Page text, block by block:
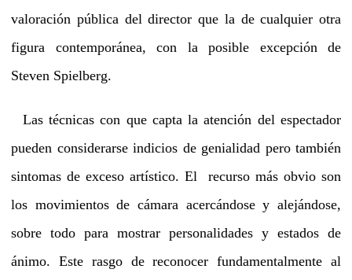
valoración pública del director que la de cualquier otra
figura contemporánea, con la posible excepción de
Steven Spielberg.
Las técnicas con que capta la atención del espectador
pueden considerarse indicios de genialidad pero también
sintomas de exceso artístico. El recurso más obvio son
los movimientos de cámara acercándose y alejándose,
sobre todo para mostrar personalidades y estados de
ánimo. Este rasgo de reconocer fundamentalmente al